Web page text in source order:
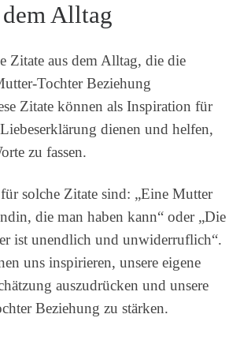
Alltag
Zitate aus dem Alltag, die die
Tochter Beziehung
Zitate können als Inspiration für
dienen und helfen,
zu fassen.
solche Zitate sind: „Eine Mutter
die man haben kann“ oder „Die
ist unendlich und unwiderruflich“.
uns inspirieren, unsere eigene
auszudrücken und unsere
Beziehung zu stärken.